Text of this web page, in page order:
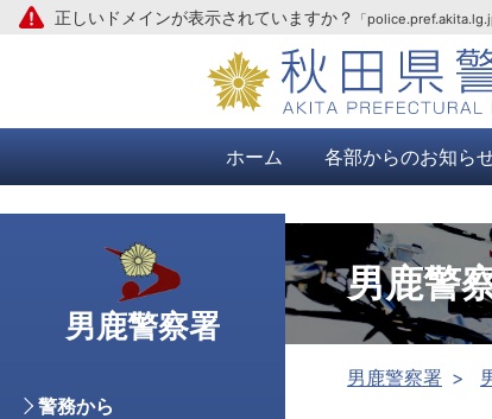
本文へ正しいドメインが表示されていますか？ 「
ホーム 各部からのお知ら
男鹿警
男鹿警察署
男鹿警察署
警務から